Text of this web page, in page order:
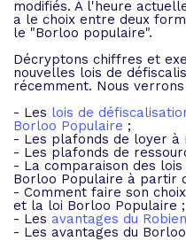
modifiés. À l'heure
a le choix entre deux
le "Borloo populaire".
Décryptons chiffres et
nouvelles lois de
récemment. Nous verrons
- Les lois de
Borloo Populaire ;
- Les plafonds de loyer à
- Les plafonds de
- La comparaison des
Borloo Populaire à partir
- Comment faire son
et la loi Borloo Populaire ;
- Les avantages du
- Les avantages du